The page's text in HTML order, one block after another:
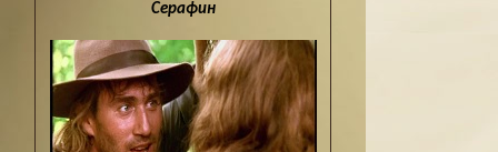
Серафин